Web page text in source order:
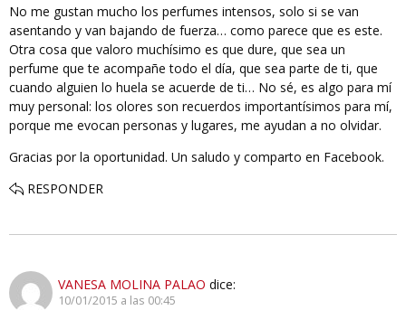
No me gustan mucho los perfumes intensos, solo si se van
asentando y van bajando de fuerza… como parece que es este.
Otra cosa que valoro muchísimo es que dure, que sea un
perfume que te acompañe todo el día, que sea parte de ti, que
cuando alguien lo huela se acuerde de ti… No sé, es algo para mí
muy personal: los olores son recuerdos importantísimos para mí,
porque me evocan personas y lugares, me ayudan a no olvidar.
Gracias por la oportunidad. Un saludo y comparto en Facebook.
RESPONDER
VANESA MOLINA PALAO dice:
10/01/2015 a las 00:45